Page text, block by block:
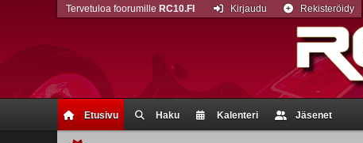
Etusivu Haku Kalenteri Jäsenet
Tervetuloa foorumille RC10.FI Kirjaudu Rekisteröidy